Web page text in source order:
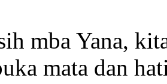
mba Yana,
mata dan